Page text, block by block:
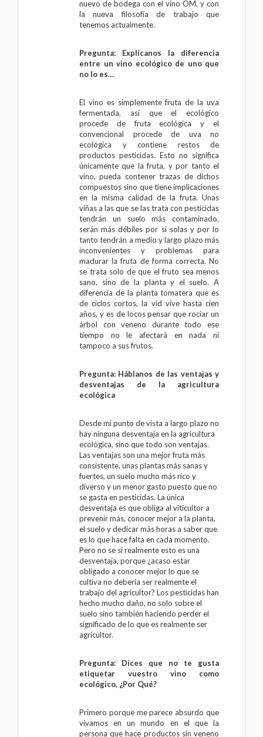
nuevo de bodega con el vino OM, y con
la nueva filosofía de trabajo que
tenemos actualmente.
Pregunta: Explícanos la diferencia
entre un vino ecológico de uno que
no lo es…
El vino es simplemente fruta de la uva
fermentada, así que el ecológico
procede de fruta ecológica y el
convencional procede de uva no
ecológica y contiene restos de
productos pesticidas. Esto no significa
únicamente que la fruta, y por tanto el
vino, pueda contener trazas de dichos
compuestos sino que tiene implicaciones
en la misma calidad de la fruta. Unas
viñas a las que se las trata con pesticidas
tendrán un suelo más contaminado,
serán más débiles por si solas y por lo
tanto tendrán a medio y largo plazo más
inconvenientes y problemas para
madurar la fruta de forma correcta. No
se trata solo de que el fruto sea menos
sano, sino de la planta y el suelo. A
diferencia de la planta tomatera que es
de ciclos cortos, la vid vive hasta cien
años, y es de locos pensar que rociar un
árbol con veneno durante todo ese
tiempo no le afectará en nada ni
tampoco a sus frutos.
Pregunta: Háblanos de las ventajas y
desventajas de la agricultura
ecológica
Desde mi punto de vista a largo plazo no
hay ninguna desventaja en la agricultura
ecológica, sino que todo son ventajas.
Las ventajas son una mejor fruta más
consistente, unas plantas más sanas y
fuertes, un suelo mucho más rico y
diverso y un menor gasto puesto que no
se gasta en pesticidas. La única
desventaja es que obliga al viticultor a
prevenir más, conocer mejor a la planta,
el suelo y dedicar más horas a saber que
es lo que hace falta en cada momento.
Pero no se si realmente esto es una
desventaja, porque ¿acaso estar
obligado a conocer mejor lo que se
cultiva no debería ser realmente el
trabajo del agricultor? Los pesticidas han
hecho mucho daño, no solo sobre el
suelo sino también haciendo perder el
significado de lo que es realmente ser
agricultor.
Pregunta: Dices que no te gusta
etiquetar vuestro vino como
ecológico, ¿Por Qué?
Primero porque me parece absurdo que
vivamos en un mundo en el que la
persona que hace productos sin veneno